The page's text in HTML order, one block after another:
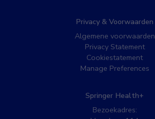
Privacy & Voorwaarden
Algemene voorwaarden
Privacy Statement
Cookiestatement
Manage Preferences
Springer Health+
Bezoekadres: